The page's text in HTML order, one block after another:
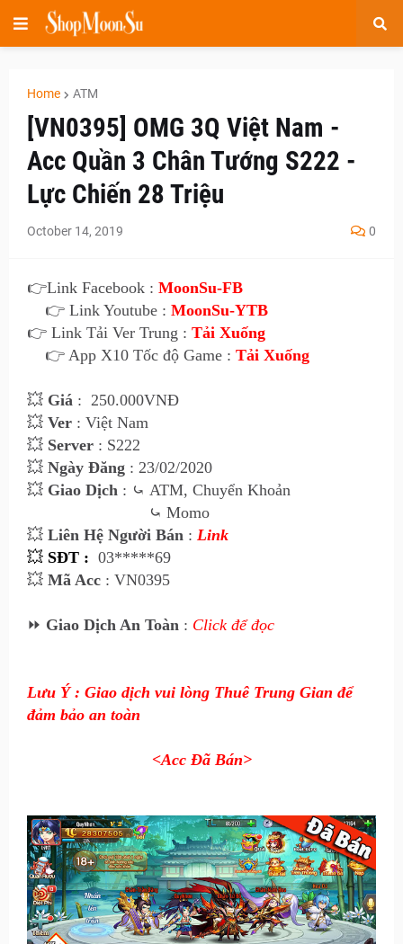
Home ATM
[VN0395] OMG 3Q Việt Nam -
Acc Quần 3 Chân Tướng S222 -
Lực Chiến 28 Triệu
October 14, 2019 0
👉Link Facebook : MoonSu-FB
👉 Link Youtube : MoonSu-YTB
👉 Link Tải Ver Trung : Tải Xuống
👉 App X10 Tốc độ Game : Tải Xuống
💥 Giá : 250.000VNĐ
💥 Ver : Việt Nam
💥 Server : S222
💥 Ngày Đăng : 23/02/2020
💥 Giao Dịch : ⤿ ATM, Chuyển Khoản
⤿ Momo
💥 Liên Hệ Người Bán : Link
💥 SĐT : 03*****69
💥 Mã Acc : VN0395
⏩ Giao Dịch An Toàn : Click để đọc
Lưu Ý : Giao dịch vui lòng Thuê Trung Gian để
đảm bảo an toàn
<Acc Đã Bán>